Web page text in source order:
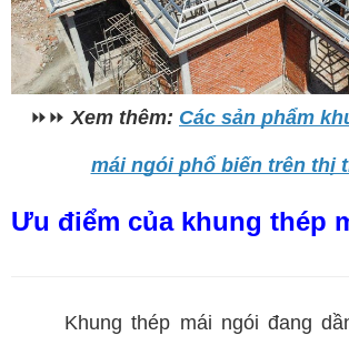
⏩⏩Xem thêm: Các sản phẩm
mái ngói phổ biến trên thị
Ưu điểm của khung thép
Khung thép mái ngói đang